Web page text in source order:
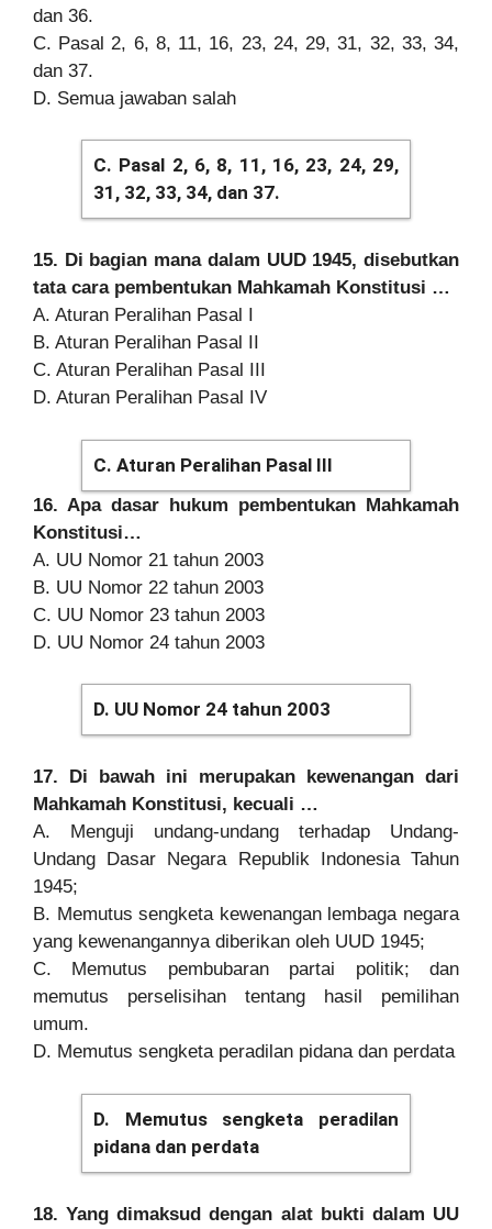
dan 36.
C. Pasal 2, 6, 8, 11, 16, 23, 24, 29, 31, 32, 33, 34,
dan 37.
D. Semua jawaban salah
C. Pasal 2, 6, 8, 11, 16, 23, 24, 29,
31, 32, 33, 34, dan 37.
15. Di bagian mana dalam UUD 1945, disebutkan
tata cara pembentukan Mahkamah Konstitusi …
A. Aturan Peralihan Pasal I
B. Aturan Peralihan Pasal II
C. Aturan Peralihan Pasal III
D. Aturan Peralihan Pasal IV
C. Aturan Peralihan Pasal III
16. Apa dasar hukum pembentukan Mahkamah
Konstitusi…
A. UU Nomor 21 tahun 2003
B. UU Nomor 22 tahun 2003
C. UU Nomor 23 tahun 2003
D. UU Nomor 24 tahun 2003
D. UU Nomor 24 tahun 2003
17. Di bawah ini merupakan kewenangan dari
Mahkamah Konstitusi, kecuali …
A. Menguji undang-undang terhadap Undang-
Undang Dasar Negara Republik Indonesia Tahun
1945;
B. Memutus sengketa kewenangan lembaga negara
yang kewenangannya diberikan oleh UUD 1945;
C. Memutus pembubaran partai politik; dan
memutus perselisihan tentang hasil pemilihan
umum.
D. Memutus sengketa peradilan pidana dan perdata
D. Memutus sengketa peradilan
pidana dan perdata
18. Yang dimaksud dengan alat bukti dalam UU